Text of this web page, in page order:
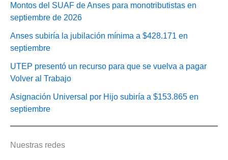
Montos del SUAF de Anses para monotributistas en
septiembre de 2026
Anses subiría la jubilación mínima a $428.171 en
septiembre
UTEP presentó un recurso para que se vuelva a pagar
Volver al Trabajo
Asignación Universal por Hijo subiría a $153.865 en
septiembre
Nuestras redes